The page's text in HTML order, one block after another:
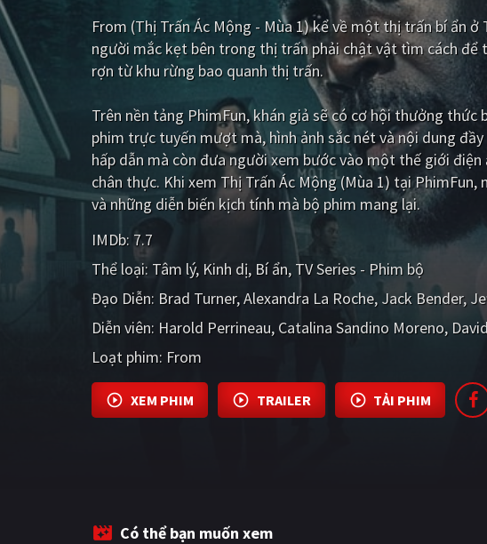
From (Thị Trấn Ác Mộng - Mùa 1) kể về một thị trấn bí ẩn
người mắc kẹt bên trong thị trấn phải chật vật tìm cách
rợn từ khu rừng bao quanh thị trấn.
Trên nền tảng PhimFun, khán giả sẽ có cơ hội thưởng thức
phim trực tuyến mượt mà, hình ảnh sắc nét và nội dung
hấp dẫn mà còn đưa người xem bước vào một thế giới
chân thực. Khi xem Thị Trấn Ác Mộng (Mùa 1) tại
và những diễn biến kịch tính mà bộ phim mang lại.
IMDb: 7.7
Thể loại: Tâm lý Kinh dị Bí ẩn TV Series - Phim bộ
Đạo Diễn: Brad Turner Alexandra La Roche Jack Bender
Diễn viên: Harold Perrineau Catalina Sandino Moreno
Loạt phim: From
XEM PHIM TRAILER TẢI PHIM
Có thể bạn muốn xem